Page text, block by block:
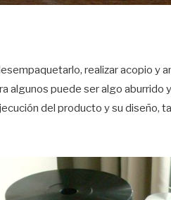
realizar acopio y
algunos puede ser algo aburrido
del producto y su diseño,